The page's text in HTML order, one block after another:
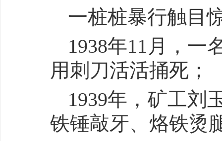
一桩桩暴行触目
1938年11月，一
用刺刀活活捅死；
1939年，矿工刘
铁锤敲牙、烙铁烫